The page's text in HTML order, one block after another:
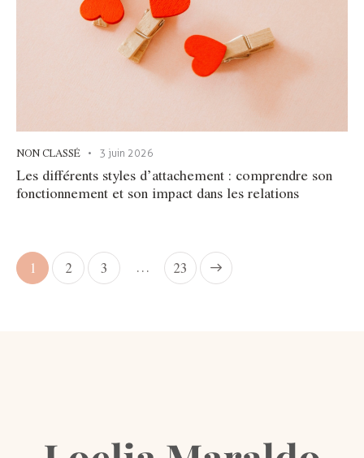
NON CLASSÉ 3 juin 2026
Les différents styles d’attachement : comprendre son
fonctionnement et son impact dans les relations
1 2 3 … 23
>